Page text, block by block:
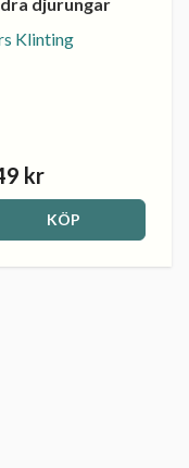
Klinting
kr
KÖP